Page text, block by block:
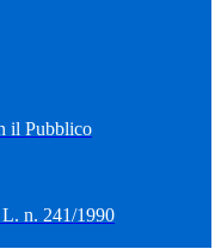
il Pubblico
n. 241/1990